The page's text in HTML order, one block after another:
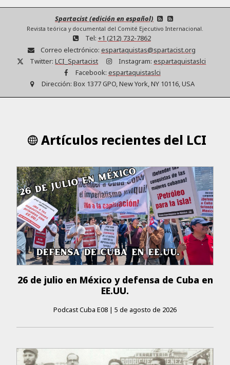
Spartacist (edición en español)
Revista teórica y documental del Comité Ejecutivo Internacional.
Tel: +1 (212) 732-7862
Correo electrónico: espartaquistas@spartacist.org
Twitter: LCI_Spartacist Instagram: espartaquistaslci
Facebook: espartaquistaslci
Dirección: Box 1377 GPO, New York, NY 10116, USA
Artículos recientes del LCI
26 de julio en México y defensa de Cuba en
EE.UU.
Podcast Cuba E08 | 5 de agosto de 2026